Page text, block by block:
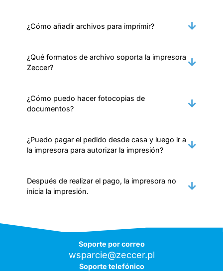
¿Cómo añadir archivos para imprimir?
¿Qué formatos de archivo soporta la impresora
Zeccer?
¿Cómo puedo hacer fotocopias de
documentos?
¿Puedo pagar el pedido desde casa y luego ir a
la impresora para autorizar la impresión?
Después de realizar el pago, la impresora no
inicia la impresión.
Soporte por correo
wsparcie@zeccer.pl
Soporte telefónico